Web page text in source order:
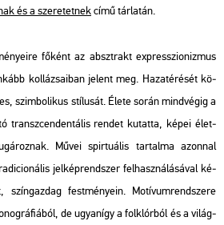
és a sze­re­tet­nekcímű tár­la­tán.
fő­ként az abszt­rakt exp­resszi­o­niz­mus
kol­lá­zsa­i­ban je­lent meg. Ha­za­té­ré­sét kö­
szim­bo­li­kus stí­lu­sát. Élete során mind­vé­gig a
transz­cen­den­tá­lis ren­det ku­tat­ta, képei élet­
Művei spir­tu­á­lis tar­tal­ma azon­nal
jel­kép­rend­szer fel­hasz­ná­lá­sá­val ké­
szín­gaz­dag fest­mé­nye­in. Mo­tí­vum­rend­sze­re
de ugyan­így a folk­lór­ból és a vi­lág­